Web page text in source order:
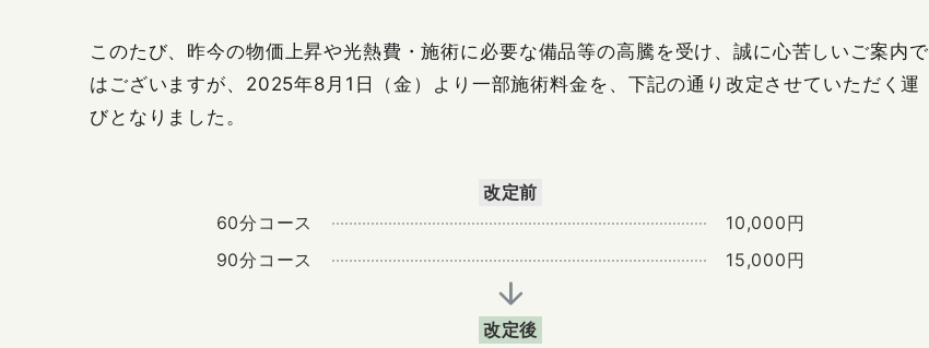
このたび、昨今の物価上昇や光熱費・施術に必要な備品等の高騰を受け、誠に心苦しいご案内で
はございますが、2025年8月1日（金）より一部施術料金を、下記の通り改定させていただく運
びとなりました。
改定前
60分コース
10,000円
90分コース
15,000円
改定後